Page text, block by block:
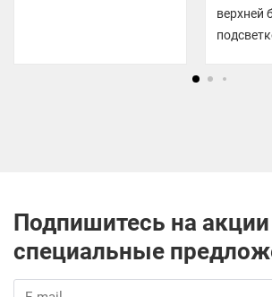
верхней
Подпишитесь на
специальные